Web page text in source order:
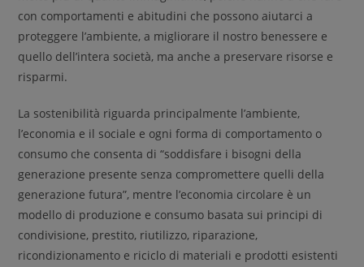
con comportamenti e abitudini che possono aiutarci a
proteggere l’ambiente, a migliorare il nostro benessere e
quello dell’intera società, ma anche a preservare risorse e
risparmi.
La sostenibilità riguarda principalmente l’ambiente,
l’economia e il sociale e ogni forma di comportamento o
consumo che consenta di “soddisfare i bisogni della
generazione presente senza compromettere quelli della
generazione futura”, mentre l’economia circolare è un
modello di produzione e consumo basata sui principi di
condivisione, prestito, riutilizzo, riparazione,
ricondizionamento e riciclo di materiali e prodotti esistenti